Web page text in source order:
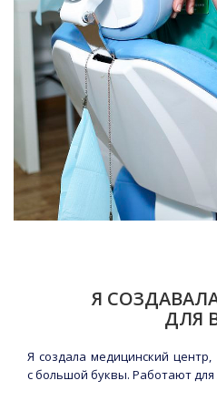
Я
ДЛЯ
Я создала медицинский
с большой буквы. Работают